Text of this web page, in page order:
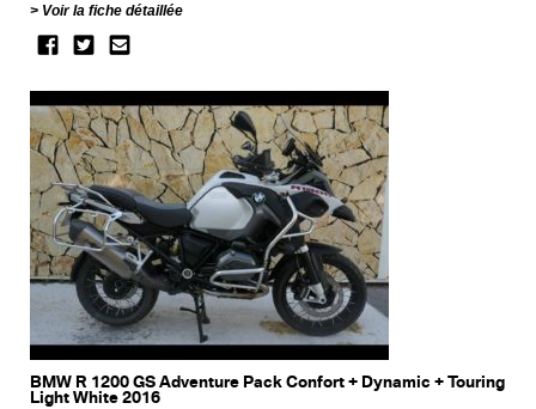
Voir la fiche détaillée
BMW R 1200 GS Adventure Pack Confort + Dynamic + Touring
Light White 2016